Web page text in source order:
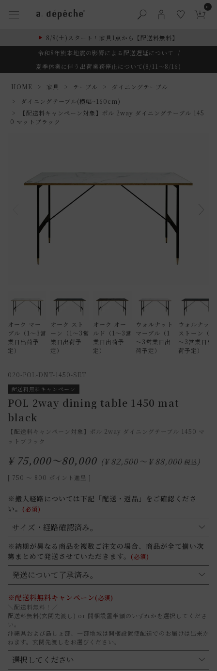
0
8/8(土)スタート！家具1点から【配送料無料】
令和8年熊本地震の影響による配送遅延について
/
夏季休業に伴う出荷業務停止について(8/11～8/16)
HOME 家具 テーブル
ダイニングテーブル
ダイニングテーブル(横幅~160cm)
【配送料キャンペーン対象】ポル 2way ダイニングテーブル 145
0 マットブラック
オーク マー
ブル（1～3営
業日出荷予
定）
オーク スト
ーン（1～3営
業日出荷予
定）
オーク オー
ルド（1～3営
業日出荷予
定）
ウォルナット
マーブル（1
～3営業日出
荷予定）
ウォルナット
ストーン（1
～3営業日出
荷予定）
020-POL-DNT-1450-SET
配送料無料キャンペーン
POL 2way dining table 1450 mat
black
【配送料キャンペーン対象】ポル 2way ダイニングテーブル 1450 マ
ットブラック
¥ 75,000～80,000 ¥ 82,500 〜 ¥ 88,000 税込
[ 750 〜 800 ポイント進呈 ]
※搬入経路については下記「配送・返品」をご確認くださ
い。
(必須)
※納期が異なる商品を複数ご注文の場合、商品が全て揃い次
第まとめて発送させていただきます。
(必須)
※配送料無料キャンペーン(必須)
＼配送料無料！／
配送料無料(玄関先渡し) or 開梱設置半額のいずれかを選択してくださ
い。
沖縄県および島しょ部、一部地域は開梱設置便配送でのお届けは出来か
ねます。玄関先渡しをお選びください。